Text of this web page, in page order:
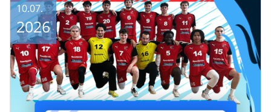
10.07.
2026